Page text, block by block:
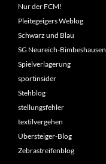
Nur der FCM!
Pleitegeigers Weblog
Schwarz und Blau
SG Neureich-Bimbeshausen
Spielverlagerung
sportinsider
Stehblog
stellungsfehler
textilvergehen
Übersteiger-Blog
Zebrastreifenblog